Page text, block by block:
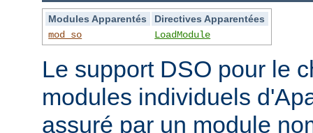
Modules Apparentés
Directives Apparentées
mod_so
LoadModule
Le support DSO pour le
modules individuels
assuré par un module